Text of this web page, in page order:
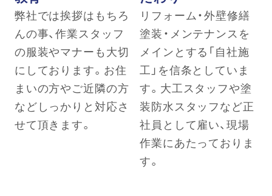
弊社では挨拶はもちろ
んの事、作業スタッフ
の服装やマナーも大切
にしております。お住
まいの方やご近隣の方
などしっかりと対応さ
せて頂きます。
リフォーム・外壁修繕
塗装・メンテナンスを
メインとする「自社施
工」を信条としていま
す。大工スタッフや塗
装防水スタッフなど正
社員として雇い、現場
作業にあたっておりま
す。